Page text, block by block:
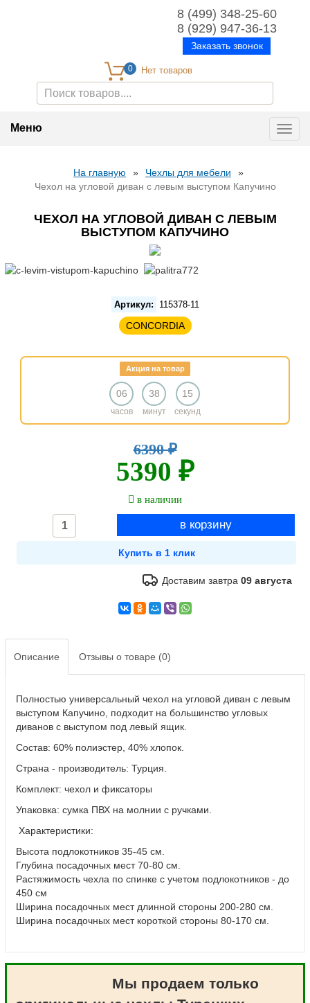
0
8 (499) 348-25-60
8 (929) 947-36-13
Заказать звонок
Меню
На главную » Чехлы для мебели
»
Чехол на угловой диван с левым выступом Капучино
ЧЕХОЛ НА УГЛОВОЙ ДИВАН С ЛЕВЫМ
ВЫСТУПОМ КАПУЧИНО
Артикул: 115378-11
CONCORDIA
Акция на товар
06
часов
38
минут
14
секунд
6390 ₽
5390 ₽
в наличии
Доставим завтра09 августа
Описание Отзывы о товаре (0)
Полностью универсальный чехол на угловой диван с левым
выступом Капучино, подходит на большинство угловых
диванов с выступом под левый ящик.
Состав: 60% полиэстер, 40% хлопок.
Страна - производитель: Турция.
Комплект: чехол и фиксаторы
Упаковка: сумка ПВХ на молнии с ручками.
Характеристики:
Высота подлокотников 35-45 см.
Глубина посадочных мест 70-80 см.
Растяжимость чехла по спинке с учетом подлокотников - до
450 см
Ширина посадочных мест длинной стороны 200-280 см.
Ширина посадочных мест короткой стороны 80-170 см.
Мы продаем только